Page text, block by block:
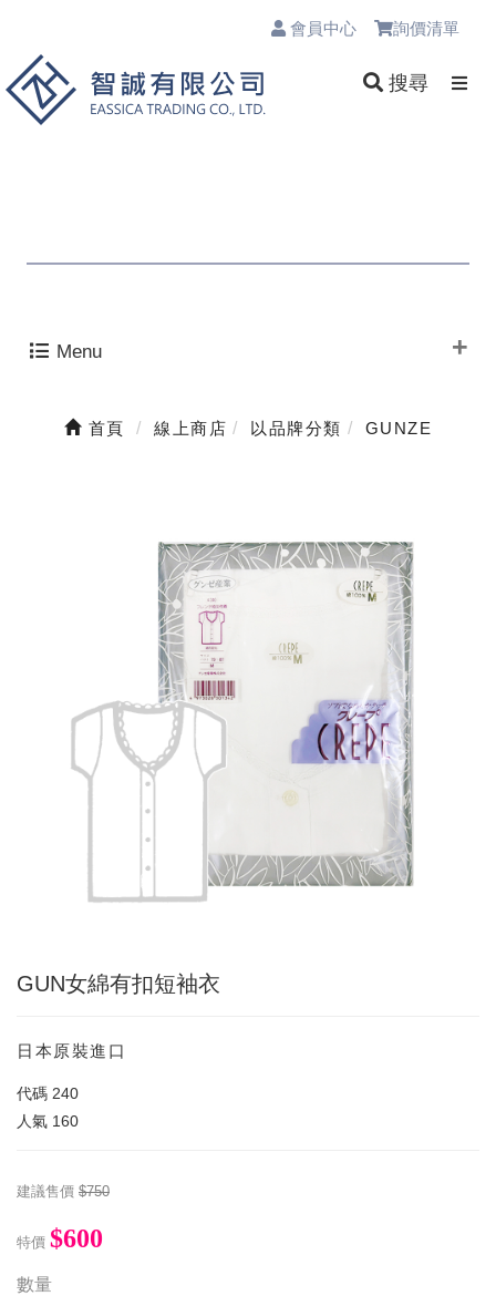
會員中心 詢價清單
搜尋
Menu
首頁 線上商店 以品牌分類 GUNZE
GUN女綿有扣短袖衣
日本原裝進口
代碼 240
人氣 160
建議售價 $750
特價 $600
數量